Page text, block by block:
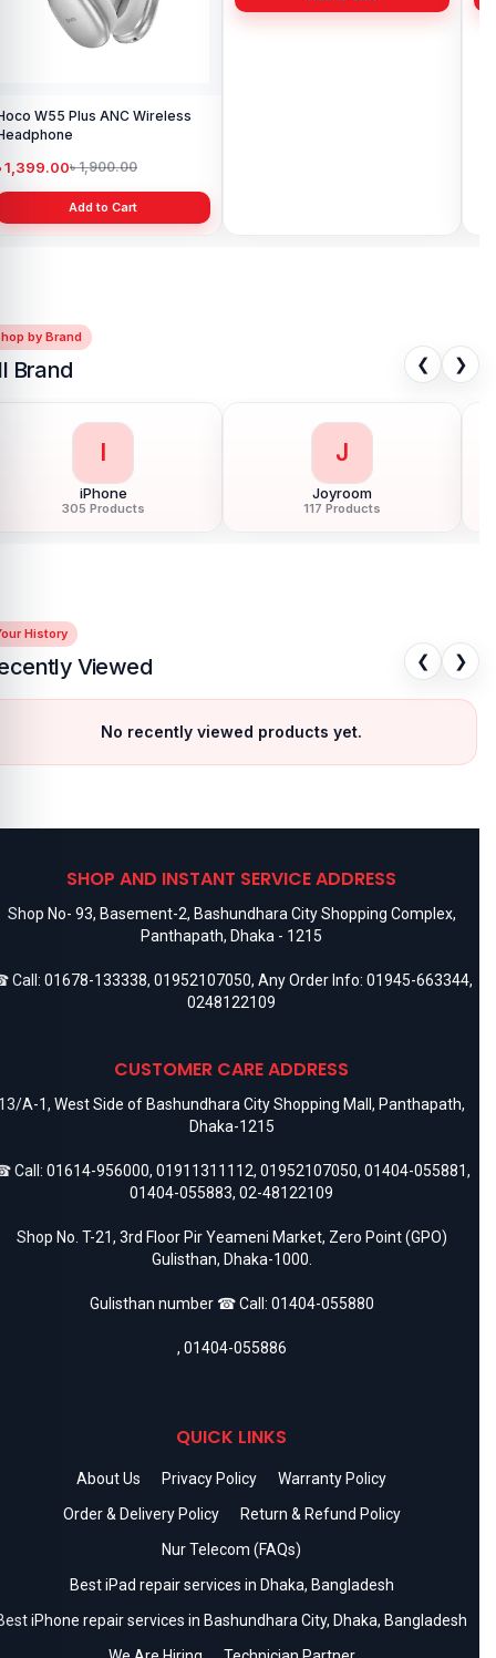
W55 Plus ANC Wireless
1,399.00৳ 1,900.00
Add to Cart
by Brand
Brand ❮ ❯
I
iPhone
305 Products
J
Joyroom
117 Products
History
Viewed ❮ ❯
No recently viewed products yet.
SHOP AND INSTANT SERVICE ADDRESS
Shop No- 93, Basement-2, Bashundhara City Shopping Complex,
Panthapath, Dhaka - 1215
Call: 01678-133338, 01952107050, Any Order Info: 01945-663344,
0248122109
CUSTOMER CARE ADDRESS
A-1, West Side of Bashundhara City Shopping Mall, Panthapath,
Dhaka-1215
Call: 01614-956000, 01911311112, 01952107050, 01404-055881,
01404-055883, 02-48122109
Shop No. T-21, 3rd Floor Pir Yeameni Market, Zero Point (GPO)
Gulisthan, Dhaka-1000.
Gulisthan number ☎ Call: 01404-055880
, 01404-055886
QUICK LINKS
About Us Privacy Policy
Warranty Policy
Order & Delivery Policy
Return & Refund Policy
Nur Telecom (FAQs)
Best iPad repair services in Dhaka, Bangladesh
iPhone repair services in Bashundhara City, Dhaka, Bangladesh